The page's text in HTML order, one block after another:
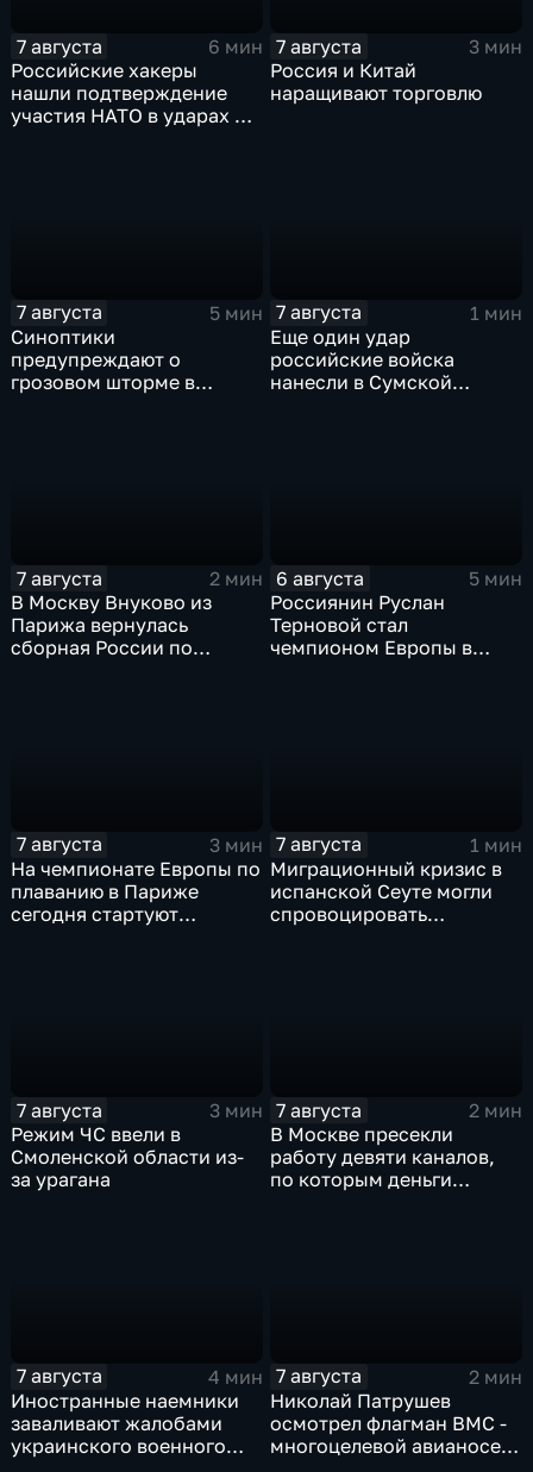
7 августа
6 мин
Российские хакеры
нашли подтверждение
участия НАТО в ударах по
7 августа
3 мин
Россия и Китай
наращивают торговлю
7 августа
5 мин
Синоптики
предупреждают о
грозовом шторме в
7 августа
1 мин
Еще один удар
российские войска
нанесли в Сумской
7 августа
2 мин
В Москву Внуково из
Парижа вернулась
сборная России по
6 августа
5 мин
Россиянин Руслан
Терновой стал
чемпионом Европы в
7 августа
3 мин
На чемпионате Европы по
плаванию в Париже
сегодня стартуют
7 августа
1 мин
Миграционный кризис в
испанской Сеуте могли
спровоцировать
7 августа
3 мин
Режим ЧС ввели в
Смоленской области из-
за урагана
7 августа
2 мин
В Москве пресекли
работу девяти каналов,
по которым деньги
7 августа
4 мин
Иностранные наемники
заваливают жалобами
украинского военного
7 августа
2 мин
Николай Патрушев
осмотрел флагман ВМС -
многоцелевой авианосец